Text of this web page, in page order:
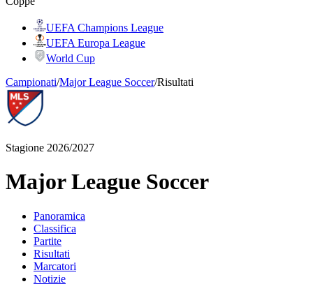
UEFA Champions League
UEFA Europa League
World Cup
Campionati/Major League Soccer/Risultati
Stagione 2026/2027
Major League Soccer
Panoramica
Classifica
Partite
Risultati
Marcatori
Notizie